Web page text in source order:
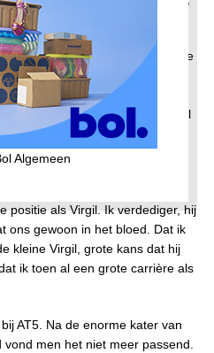
Of ik die een tijdje hoog wilde
de montage konden ze er iets
dertig keer lukte. Zo
Passagiers konden er wel
op. Dat ik vroeger niet
‘49 in Soest. Niet geheel
positie als Virgil. Ik verdediger, hij
ons gewoon in het bloed. Dat ik
kleine Virgil, grote kans dat hij
ik toen al een grote carrière als
AT5. Na de enorme kater van
men het niet meer passend.